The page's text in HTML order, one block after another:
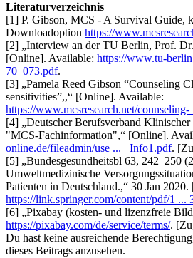
Literaturverzeichnis
[1] P. Gibson, MCS - A Survival Guide,
Downloadoption https://
[2] „Interview an der TU Berlin, Prof.
[Online]. Available: https://www.tu-
70_073.pdf.
[3] „Pamela Reed Gibson “Counseling
sensitivities”,,“ [Online]. Available:
https://www.mcsresearch.net/
[4] „Deutscher Berufsverband
"MCS-Fachinformation",“ [Online].
online.de/fileadmin/use ... _Info1.pdf.
[5] „Bundesgesundheitsbl 63, 242–250
Umweltmedizinische
Patienten in Deutschland.,“ 30 Jan
https://link.springer.com/content/pdf/1 ...
[6] „Pixabay (kosten- und lizenzfreie
https://pixabay.com/de/service/terms/.
Du hast keine ausreichende
dieses Beitrags anzusehen.